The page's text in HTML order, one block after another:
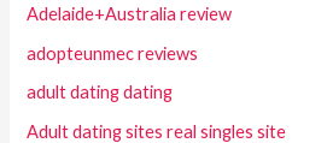
Adelaide+Australia review
adopteunmec reviews
adult dating dating
Adult dating sites real singles site